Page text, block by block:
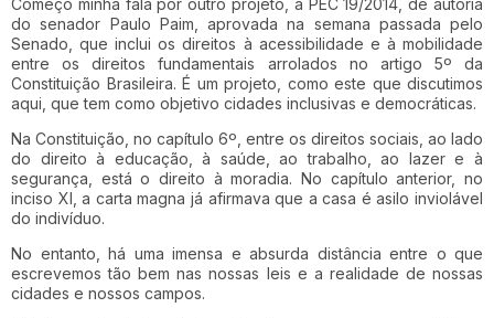
Começo minha fala por outro projeto, a PEC 19/2014, de autoria
do senador Paulo Paim, aprovada na semana passada pelo
Senado, que inclui os direitos à acessibilidade e à mobilidade
entre os direitos fundamentais arrolados no artigo 5º da
Constituição Brasileira. É um projeto, como este que discutimos
aqui, que tem como objetivo cidades inclusivas e democráticas.
Na Constituição, no capítulo 6º, entre os direitos sociais, ao lado
do direito à educação, à saúde, ao trabalho, ao lazer e à
segurança, está o direito à moradia. No capítulo anterior, no
inciso XI, a carta magna já afirmava que a casa é asilo inviolável
do indivíduo.
No entanto, há uma imensa e absurda distância entre o que
escrevemos tão bem nas nossas leis e a realidade de nossas
cidades e nossos campos.